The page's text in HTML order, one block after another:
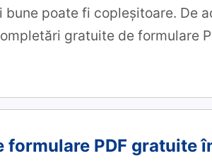
poate fi copleșitoare. De
gratuite de formulare
PDF gratuite